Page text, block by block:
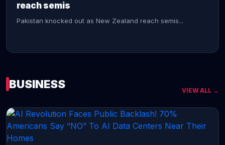
reach semis
Pakistan knocked out as New Zealand reach semis...
CONTINUE READING →
BUSINESS VIEW ALL →